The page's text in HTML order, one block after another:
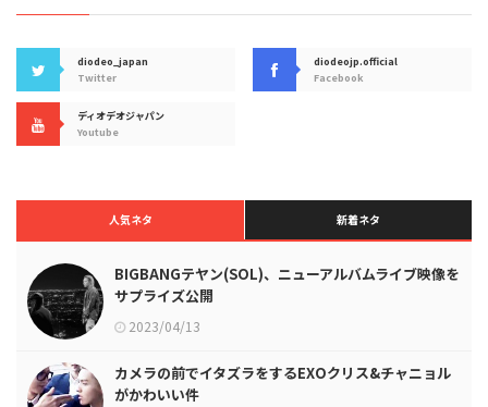
diodeo_japan
Twitter
diodeojp.official
Facebook
ディオデオジャパン
Youtube
人気ネタ 新着ネタ
BIGBANGテヤン(SOL)、ニューアルバムライブ映像を
サプライズ公開
2023/04/13
カメラの前でイタズラをするEXOクリス&チャニョル
がかわいい件